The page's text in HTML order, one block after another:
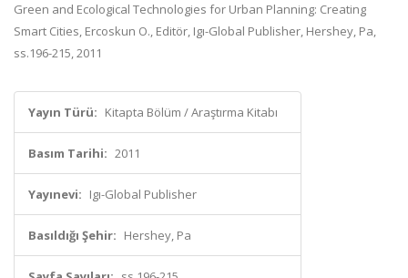
Green and Ecological Technologies for Urban Planning: Creating
Smart Cities, Ercoskun O., Editör, Igı-Global Publisher, Hershey, Pa,
ss.196-215, 2011
Yayın Türü: Kitapta Bölüm / Araştırma Kitabı
Basım Tarihi: 2011
Yayınevi: Igı-Global Publisher
Basıldığı Şehir: Hershey, Pa